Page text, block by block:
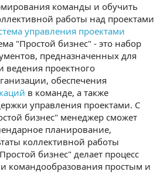
команды и обучить
работы над проектами
управления проектами
"Простой бизнес" - это набор
предназначенных для
проектного
обеспечения
в команде, а также
управления проектами. С
бизнес" менеджер сможет
планирование,
коллективной работы
бизнес" делает процесс
командообразования простым и